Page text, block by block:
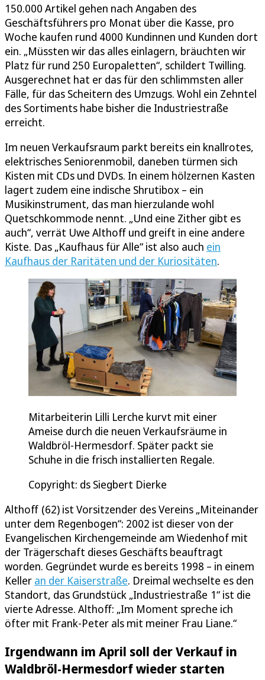
150.000 Artikel gehen nach Angaben des
Geschäftsführers pro Monat über die Kasse, pro
Woche kaufen rund 4000 Kundinnen und Kunden dort
ein. „Müssten wir das alles einlagern, bräuchten wir
Platz für rund 250 Europaletten“, schildert Twilling.
Ausgerechnet hat er das für den schlimmsten aller
Fälle, für das Scheitern des Umzugs. Wohl ein Zehntel
des Sortiments habe bisher die Industriestraße
erreicht.
Im neuen Verkaufsraum parkt bereits ein knallrotes,
elektrisches Seniorenmobil, daneben türmen sich
Kisten mit CDs und DVDs. In einem hölzernen Kasten
lagert zudem eine indische Shrutibox – ein
Musikinstrument, das man hierzulande wohl
Quetschkommode nennt. „Und eine Zither gibt es
auch“, verrät Uwe Althoff und greift in eine andere
Kiste. Das „Kaufhaus für Alle“ ist also auch ein
Kaufhaus der Raritäten und der Kuriositäten.
Mitarbeiterin Lilli Lerche kurvt mit einer
Ameise durch die neuen Verkaufsräume in
Waldbröl-Hermesdorf. Später packt sie
Schuhe in die frisch installierten Regale.
Copyright: ds Siegbert Dierke
Althoff (62) ist Vorsitzender des Vereins „Miteinander
unter dem Regenbogen“: 2002 ist dieser von der
Evangelischen Kirchengemeinde am Wiedenhof mit
der Trägerschaft dieses Geschäfts beauftragt
worden. Gegründet wurde es bereits 1998 – in einem
Keller an der Kaiserstraße. Dreimal wechselte es den
Standort, das Grundstück „Industriestraße 1“ ist die
vierte Adresse. Althoff: „Im Moment spreche ich
öfter mit Frank-Peter als mit meiner Frau Liane.“
Irgendwann im April soll der Verkauf in
Waldbröl-Hermesdorf wieder starten